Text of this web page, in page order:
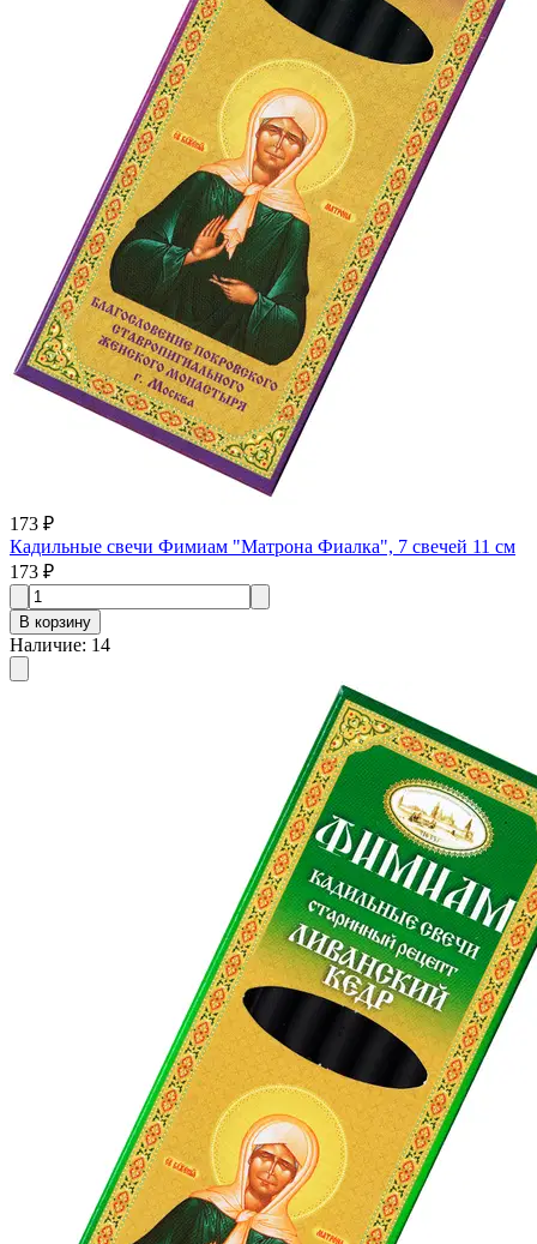
173 ₽
Кадильные свечи Фимиам "Матрона Фиалка", 7 свечей 11 см
173 ₽
В корзину
Наличие: 14